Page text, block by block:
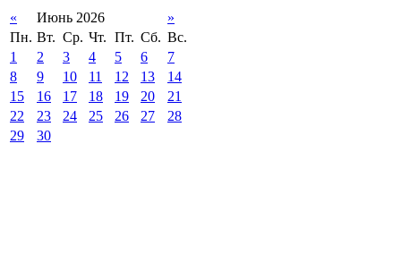
« Июнь 2026
»
Пн. Вт. Ср. Чт. Пт. Сб. Вс.
1
2 3 4 5 6
7
8
9 10 11 12 13
14
15
16 17 18 19 20
21
22
23 24 25 26 27
28
29
30